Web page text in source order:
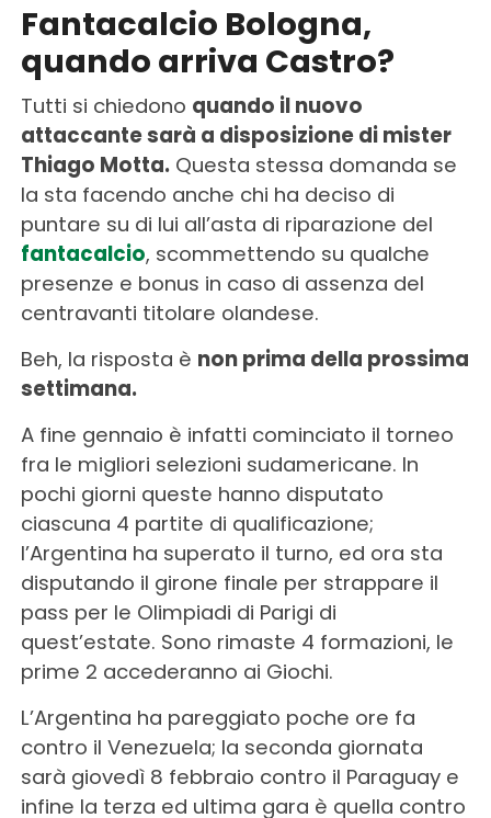
Fantacalcio Bologna,
quando arriva Castro?
Tutti si chiedono quando il nuovo
attaccante sarà a disposizione di mister
Thiago Motta. Questa stessa domanda se
la sta facendo anche chi ha deciso di
puntare su di lui all’asta di riparazione del
fantacalcio, scommettendo su qualche
presenze e bonus in caso di assenza del
centravanti titolare olandese.
Beh, la risposta è non prima della prossima
settimana.
A fine gennaio è infatti cominciato il torneo
fra le migliori selezioni sudamericane. In
pochi giorni queste hanno disputato
ciascuna 4 partite di qualificazione;
l’Argentina ha superato il turno, ed ora sta
disputando il girone finale per strappare il
pass per le Olimpiadi di Parigi di
quest’estate. Sono rimaste 4 formazioni, le
prime 2 accederanno ai Giochi.
L’Argentina ha pareggiato poche ore fa
contro il Venezuela; la seconda giornata
sarà giovedì 8 febbraio contro il Paraguay e
infine la terza ed ultima gara è quella contro